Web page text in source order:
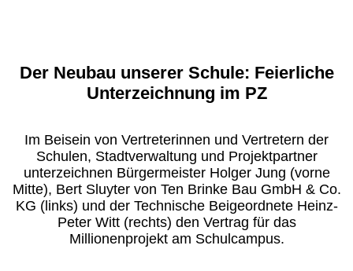
Der Neubau unserer Schule: Feierliche
Unterzeichnung im PZ
Im Beisein von Vertreterinnen und Vertretern der
Schulen, Stadtverwaltung und Projektpartner
unterzeichnen Bürgermeister Holger Jung (vorne
Mitte), Bert Sluyter von Ten Brinke Bau GmbH & Co.
KG (links) und der Technische Beigeordnete Heinz-
Peter Witt (rechts) den Vertrag für das
Millionenprojekt am Schulcampus.